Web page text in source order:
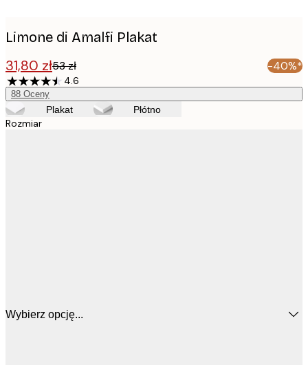
Limone di Amalfi Plakat
31,80 zł53 zł -40%*
4.6
88 Oceny
Plakat Płótno
Rozmiar
Wybierz opcję...